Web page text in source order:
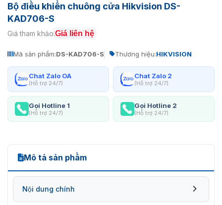
Bộ điều khiển chuông cửa Hikvision DS-
KAD706-S
Giá tham khảo:Giá liên hệ
Mã sản phẩm:DS-KAD706-S Thương hiệu:HIKVISION
Chat Zalo OA
(Hỗ trợ 24/7)
Chat Zalo 2
(Hỗ trợ 24/7)
Gọi Hotline 1
(Hỗ trợ 24/7)
Gọi Hotline 2
(Hỗ trợ 24/7)
Mô tả sản phẩm
Nội dung chính